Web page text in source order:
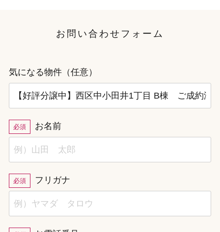
お問い合わせフォーム
気になる物件（任意）
必須 お名前
必須 フリガナ